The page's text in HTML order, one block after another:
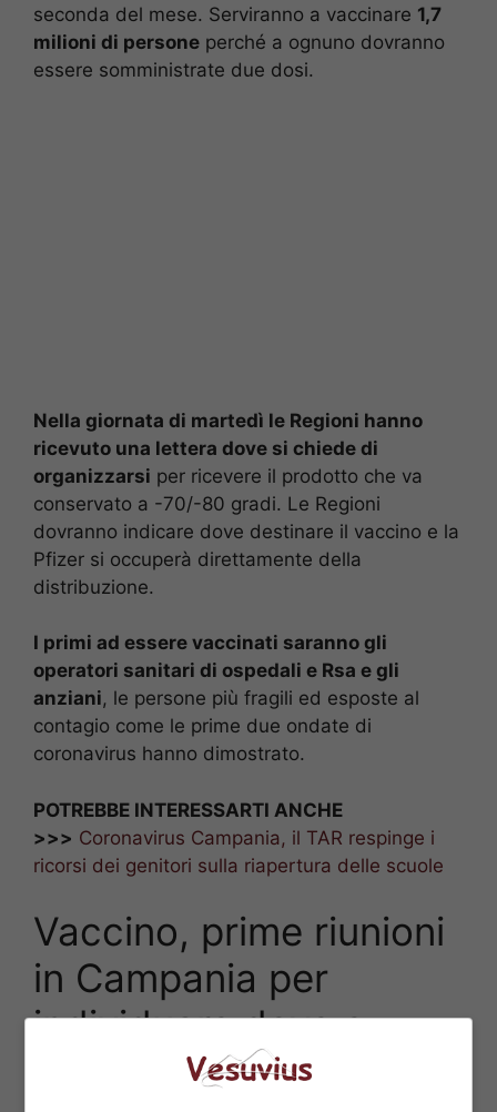
seconda del mese. Serviranno a vaccinare 1,7
milioni di persone perché a ognuno dovranno
essere somministrate due dosi.
Nella giornata di martedì le Regioni hanno
ricevuto una lettera dove si chiede di
organizzarsi per ricevere il prodotto che va
conservato a -70/-80 gradi. Le Regioni
dovranno indicare dove destinare il vaccino e la
Pfizer si occuperà direttamente della
distribuzione.
I primi ad essere vaccinati saranno gli
operatori sanitari di ospedali e Rsa e gli
anziani, le persone più fragili ed esposte al
contagio come le prime due ondate di
coronavirus hanno dimostrato.
POTREBBE INTERESSARTI ANCHE
>>> Coronavirus Campania, il TAR respinge i
ricorsi dei genitori sulla riapertura delle scuole
Vaccino, prime riunioni
in Campania per
individuare dove e
come distribuirlo